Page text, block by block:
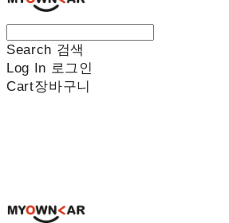
Search 검색
Log In 로그인
Cart장바구니